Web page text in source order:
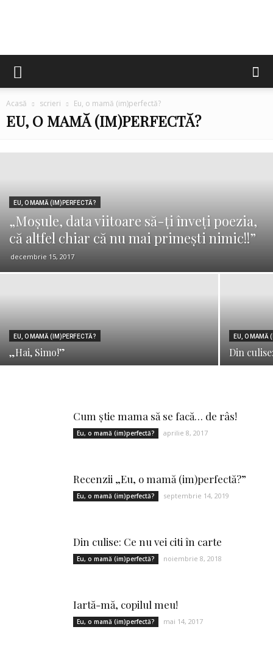
Cristina
Acasă scrieri Eu, o mamă (im)perfectă?
EU, O MAMĂ (IM)PERFECTĂ?
EU, O MAMĂ (IM)PERFECTĂ?
„Moşule, data viitoare să-ţi înveţi poezia,
că altfel chiar că nu mai primeşti nimic!!”
decembrie 15, 2017
EU, O MAMĂ (IM)PERFECTĂ?
„Hai, Simo!”
EU, O MAMĂ
Din
Cum ştie mama să se facă… de râs!
Eu, o mamă (im)perfectă? aprilie 8, 2017
Recenzii „Eu, o mamă (im)perfectă?”
Eu, o mamă (im)perfectă? septembrie 14, 2019
Din culise: Ce nu vei citi în carte
Eu, o mamă (im)perfectă? noiembrie 8, 2018
Iartă-mă, copilul meu!
Eu, o mamă (im)perfectă? mai 14, 2017